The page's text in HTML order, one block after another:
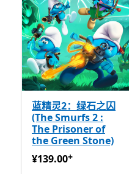
蓝精灵2：绿石之囚
(The Smurfs 2 :
The Prisoner of
the Green Stone)
¥139.00提供应用内购买
¥139.00+